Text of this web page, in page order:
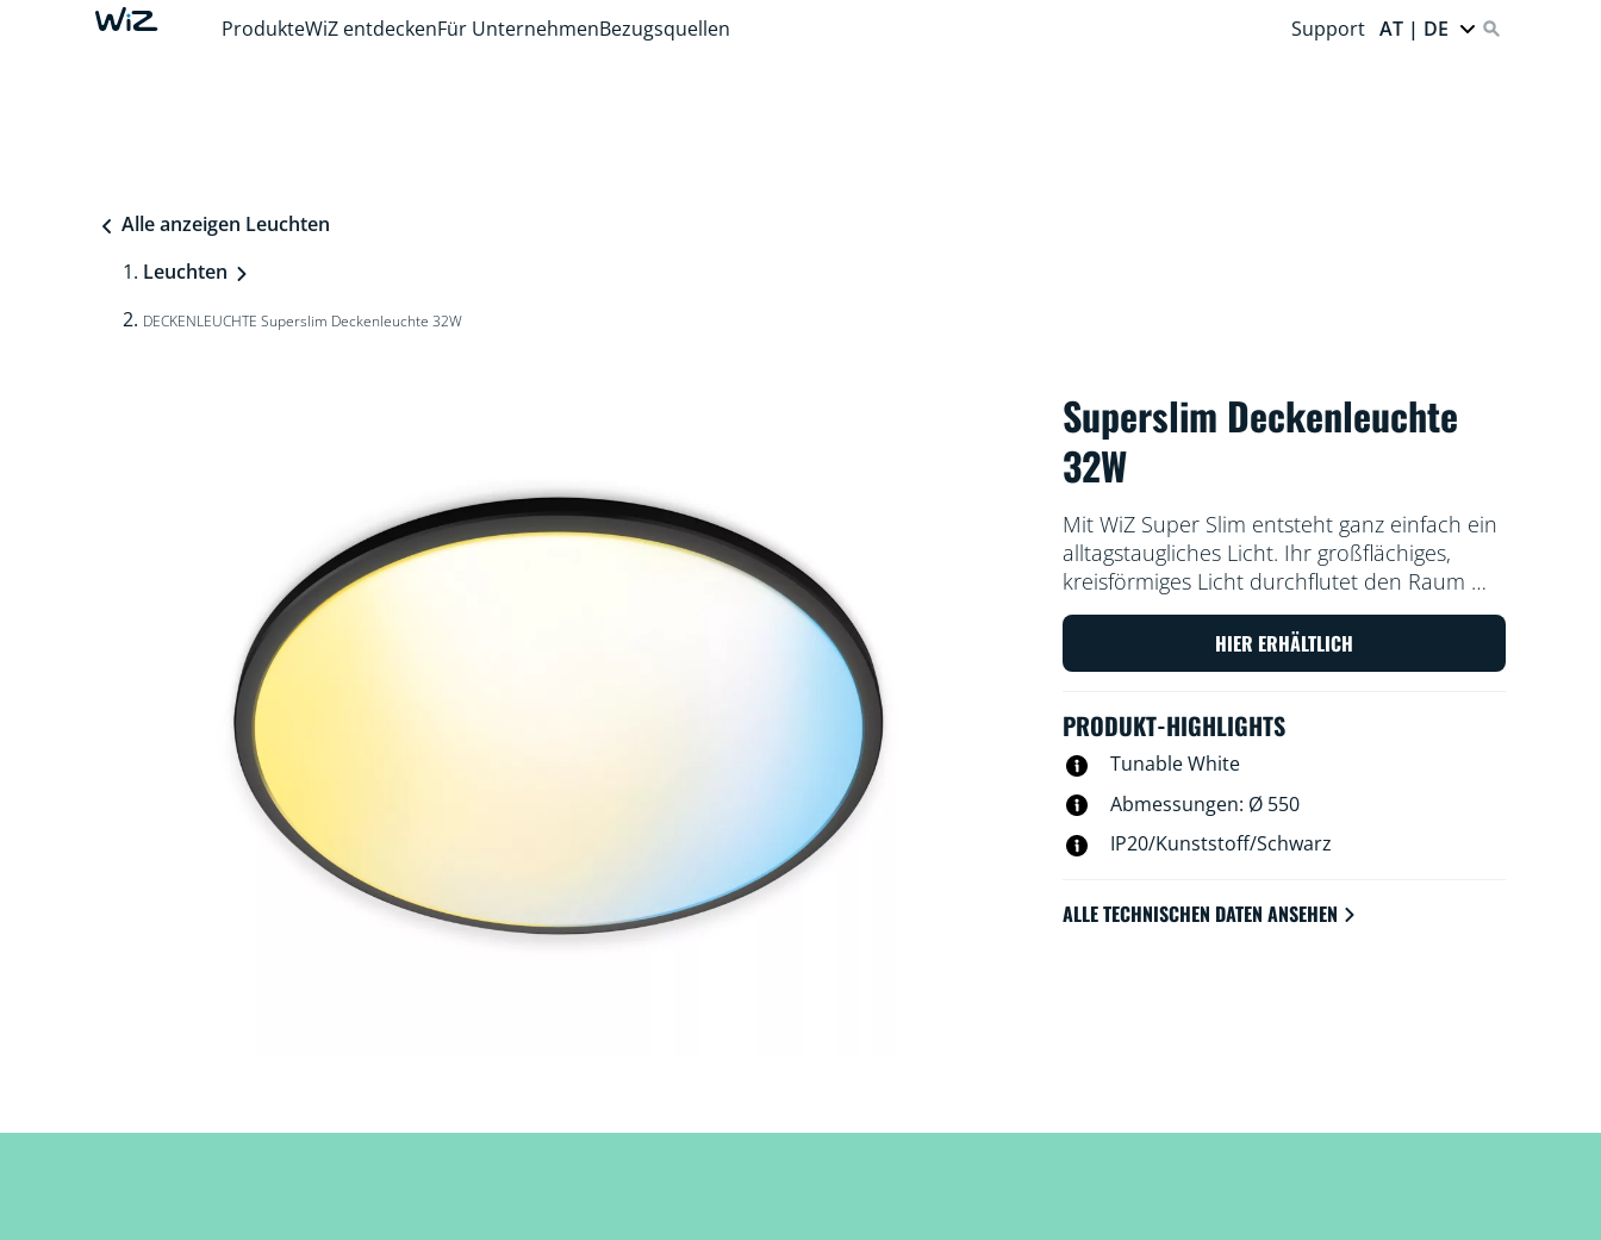
ProdukteWiZ entdeckenFür UnternehmenBezugsquellen Support AT | DE
Alle anzeigen Leuchten
Leuchten
DECKENLEUCHTE Superslim Deckenleuchte 32W
Superslim Deckenleuchte
32W
Mit WiZ Super Slim entsteht ganz einfach ein
alltagstaugliches Licht. Ihr großflächiges,
kreisförmiges Licht durchflutet den Raum mit
kühlem blauem Licht, das wach macht und
die Konzentration fördert. Wird es zu einer
sanften und warmen Farbe gedimmt, fällt die
HIER ERHÄLTLICH
PRODUKT-HIGHLIGHTS
Tunable White
Abmessungen: Ø 550
IP20/Kunststoff/Schwarz
ALLE TECHNISCHEN DATEN ANSEHEN